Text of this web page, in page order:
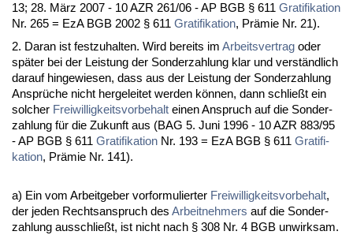
13; 28. März 2007 - 10 AZR 261/06 - AP BGB § 611 Gra­ti­fi­ka­ti­on
Nr. 265 = EzA BGB 2002 § 611 Gra­ti­fi­ka­ti­on, Prämie Nr. 21).
2. Dar­an ist fest­zu­hal­ten. Wird be­reits im Ar­beits­ver­trag oder
später bei der Leis­tung der Son­der­zah­lung klar und verständ­lich
dar­auf hin­ge­wie­sen, dass aus der Leis­tung der Son­der­zah­lung
Ansprüche nicht her­ge­lei­tet wer­den können, dann schließt ein
sol­cher Frei­wil­lig­keits­vor­be­halt ei­nen An­spruch auf die Son­der­
zah­lung für die Zu­kunft aus (BAG 5. Ju­ni 1996 - 10 AZR 883/95
- AP BGB § 611 Gra­ti­fi­ka­ti­on Nr. 193 = EzA BGB § 611 Gra­ti­fi­
ka­ti­on, Prämie Nr. 141).
a) Ein vom Ar­beit­ge­ber vor­for­mu­lier­ter Frei­wil­lig­keits­vor­be­halt,
der je­den Rechts­an­spruch des Ar­beit­neh­mers auf die Son­der­
zah­lung aus­sch­ließt, ist nicht nach § 308 Nr. 4 BGB un­wirk­sam.